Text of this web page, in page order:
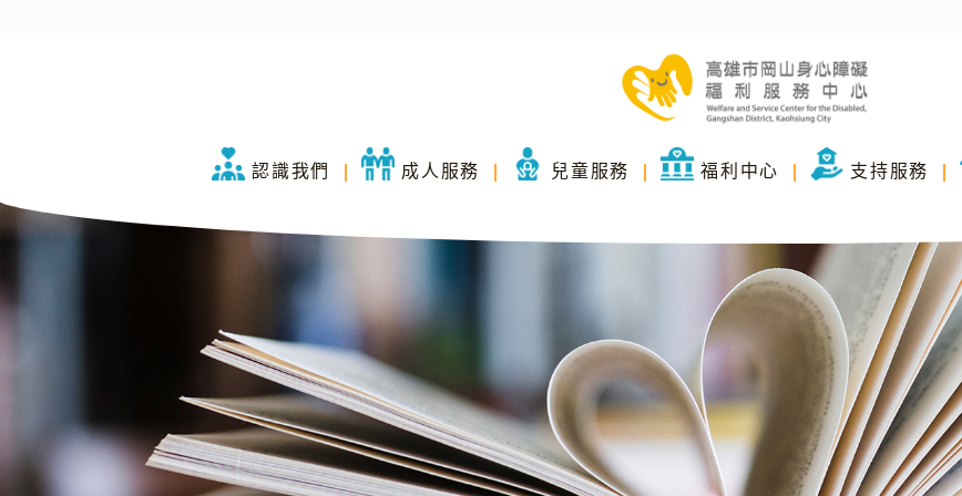
認識我們 成人服務 兒童服務 福利中心 支持服務